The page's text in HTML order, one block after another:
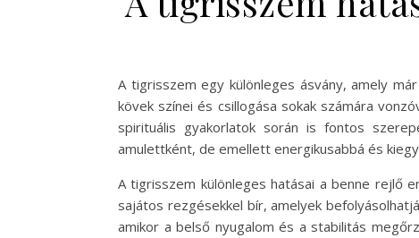
A tigrisszem egy különleges ásvány, amely
kövek színei és csillogása sokak számára
spirituális gyakorlatok során is fontos
amulettként, de emellett energikusabbá és
A tigrisszem különleges hatásai a benne rejlő
sajátos rezgésekkel bír, amelyek
amikor a belső nyugalom és a stabilitás